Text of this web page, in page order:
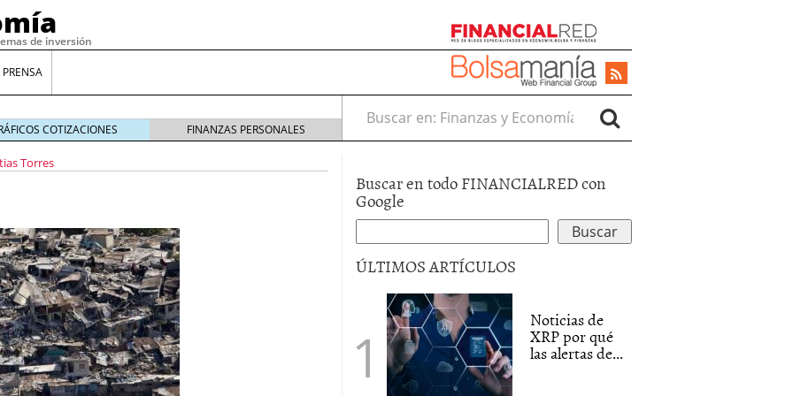
de inversión
¿Por qué el Préstamo Promotor privado
12 de diciembre de 2025
aprovechar esta opción para gestionar tus
de 2025
es una decisión financiera: cómo anticiparte
COTIZACIONES FINANZAS PERSONALES
Buscar en:
Torres
Buscar en todo FINANCIALRED con
Google
ÚLTIMOS ARTÍCULOS
Noticias de
XRP por qué
las alertas de...